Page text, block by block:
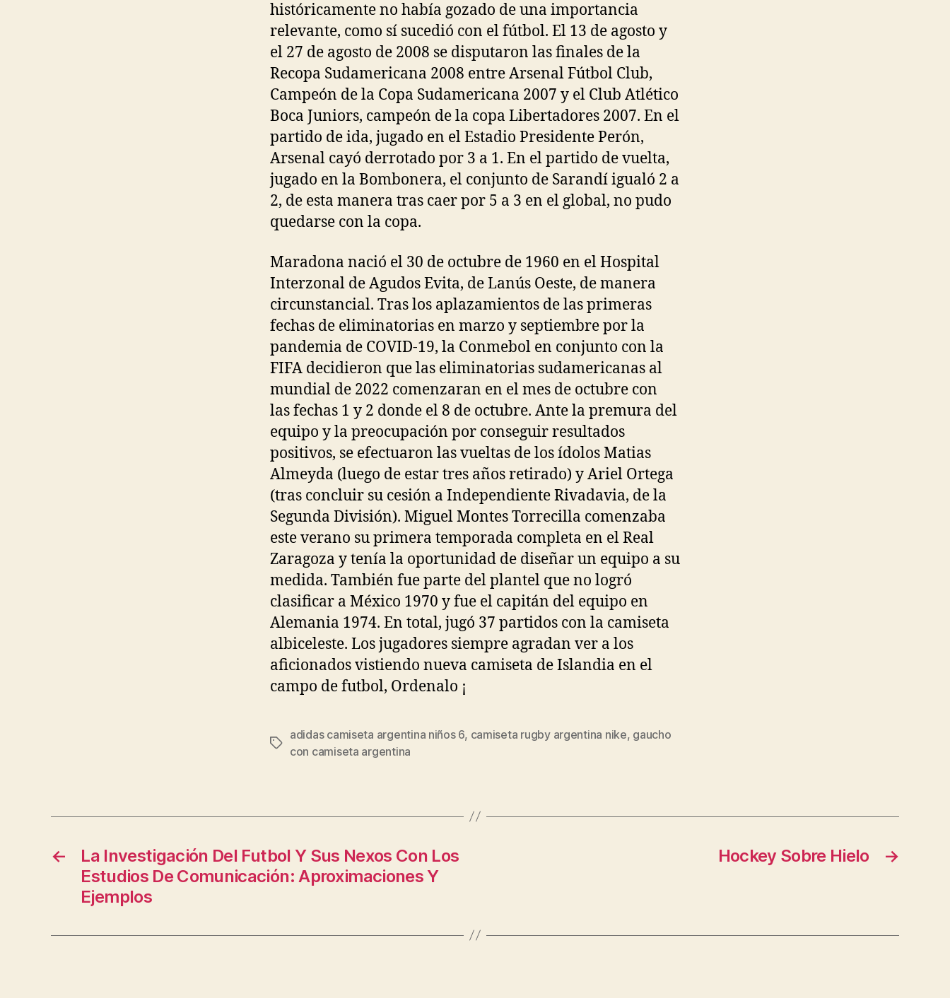
históricamente no había gozado de una importancia
relevante, como sí sucedió con el fútbol. El 13 de agosto y
el 27 de agosto de 2008 se disputaron las finales de la
Recopa Sudamericana 2008 entre Arsenal Fútbol Club,
Campeón de la Copa Sudamericana 2007 y el Club Atlético
Boca Juniors, campeón de la copa Libertadores 2007. En el
partido de ida, jugado en el Estadio Presidente Perón,
Arsenal cayó derrotado por 3 a 1. En el partido de vuelta,
jugado en la Bombonera, el conjunto de Sarandí igualó 2 a
2, de esta manera tras caer por 5 a 3 en el global, no pudo
quedarse con la copa.
Maradona nació el 30 de octubre de 1960 en el Hospital
Interzonal de Agudos Evita, de Lanús Oeste, de manera
circunstancial. Tras los aplazamientos de las primeras
fechas de eliminatorias en marzo y septiembre por la
pandemia de COVID-19, la Conmebol en conjunto con la
FIFA decidieron que las eliminatorias sudamericanas al
mundial de 2022 comenzaran en el mes de octubre con
las fechas 1 y 2 donde el 8 de octubre. Ante la premura del
equipo y la preocupación por conseguir resultados
positivos, se efectuaron las vueltas de los ídolos Matias
Almeyda (luego de estar tres años retirado) y Ariel Ortega
(tras concluir su cesión a Independiente Rivadavia, de la
Segunda División). Miguel Montes Torrecilla comenzaba
este verano su primera temporada completa en el Real
Zaragoza y tenía la oportunidad de diseñar un equipo a su
medida. También fue parte del plantel que no logró
clasificar a México 1970 y fue el capitán del equipo en
Alemania 1974. En total, jugó 37 partidos con la camiseta
albiceleste. Los jugadores siempre agradan ver a los
aficionados vistiendo nueva camiseta de Islandia en el
campo de futbol, Ordenalo ¡
Etiquetas
adidas camiseta argentina niños 6, camiseta rugby argentina nike, gaucho
con camiseta argentina
←
La Investigación Del Futbol Y Sus Nexos Con Los
Estudios De Comunicación: Aproximaciones Y
Ejemplos
→
Hockey Sobre Hielo